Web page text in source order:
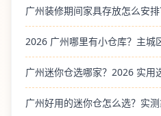
广州装修期间家具存放怎么安
2026 广州哪里有小仓库？主城
广州迷你仓选哪家？2026 实用
广州好用的迷你仓怎么选？实